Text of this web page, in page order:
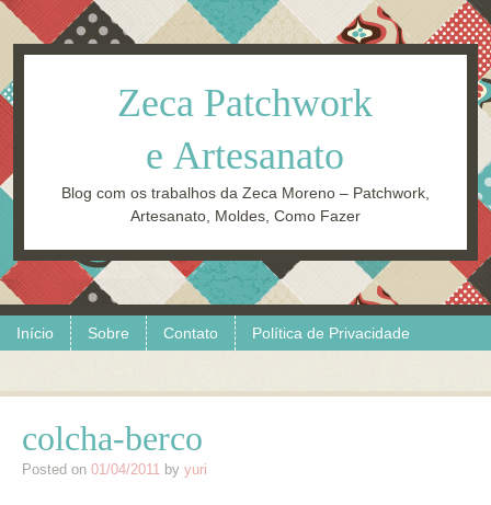
Zeca Patchwork
e Artesanato
Blog com os trabalhos da Zeca Moreno – Patchwork,
Artesanato, Moldes, Como Fazer
Menu
Skip to content
Início Sobre Contato Política de Privacidade
colcha-berco
Posted on 01/04/2011 by yuri